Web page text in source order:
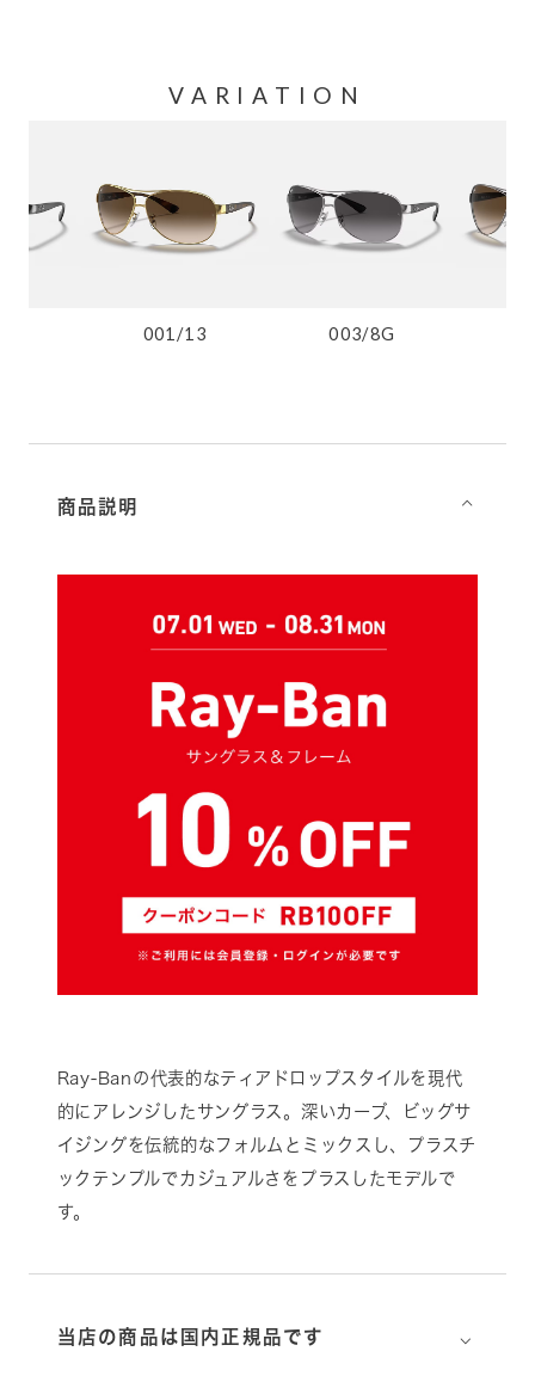
VARIATION
001/13 003/8G
商品説明 ⌵
Ray-Banの代表的なティアドロップスタイルを現代
的にアレンジしたサングラス。深いカーブ、ビッグサ
イジングを伝統的なフォルムとミックスし、プラスチ
ックテンプルでカジュアルさをプラスしたモデルで
す。
当店の商品は国内正規品です ⌵